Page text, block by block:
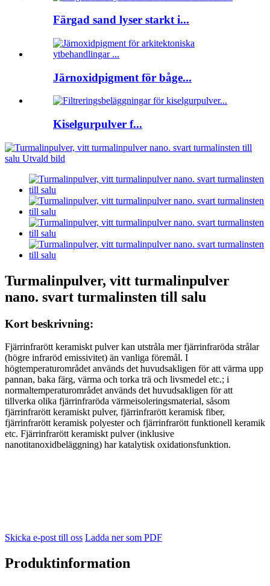
Färgad sand lyser starkt i...
Järnoxidpigment för båge...
Kiselgurpulver f...
Turmalinpulver, vitt turmalinpulver
nano. svart turmalinsten till salu
Kort beskrivning:
Fjärrinfrarött keramiskt pulver kan utstråla mer fjärrinfraröda strålar
(högre infraröd emissivitet) än vanliga föremål. I
högtemperaturområdet används det huvudsakligen för att värma upp
pannan, baka färg, värma och torka trä och livsmedel etc.; i
normaltemperaturområdet används det huvudsakligen för att
tillverka olika fjärrinfraröda värmeisoleringsmaterial, såsom
fjärrinfrarött keramiskt pulver, fjärrinfrarött keramisk fiber,
fjärrinfrarött keramisk polyester och fjärrinfrarött funktionell keramik
etc. Fjärrinfrarött keramiskt pulver (inklusive
nanotitanoxidbeläggning) har katalytisk oxidationsfunktion.
Skicka e-post till oss Ladda ner som PDF
Produktinformation